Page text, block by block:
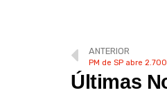
ANTERIOR
PM de SP abre
Últimas